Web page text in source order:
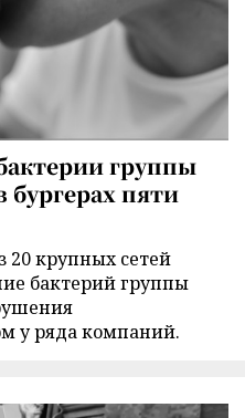
группы
пяти
20 крупных сетей
бактерий группы
у ряда компаний.